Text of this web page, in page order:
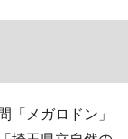
「メガロドン」